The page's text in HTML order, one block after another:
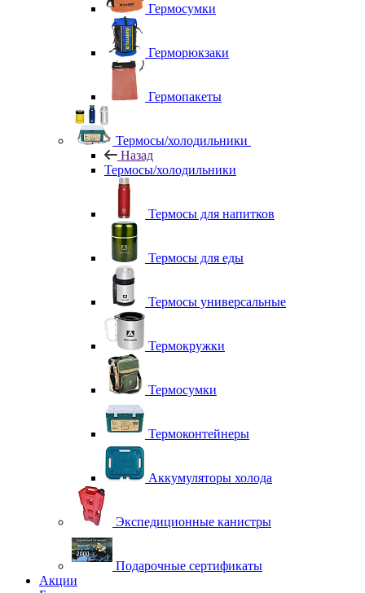
Гермосумки
Герморюкзаки
Гермопакеты
Термосы/холодильники
Назад
Термосы/холодильники
Термосы для напитков
Термосы для еды
Термосы универсальные
Термокружки
Термосумки
Термоконтейнеры
Аккумуляторы холода
Экспедиционные канистры
Подарочные сертификаты
Акции